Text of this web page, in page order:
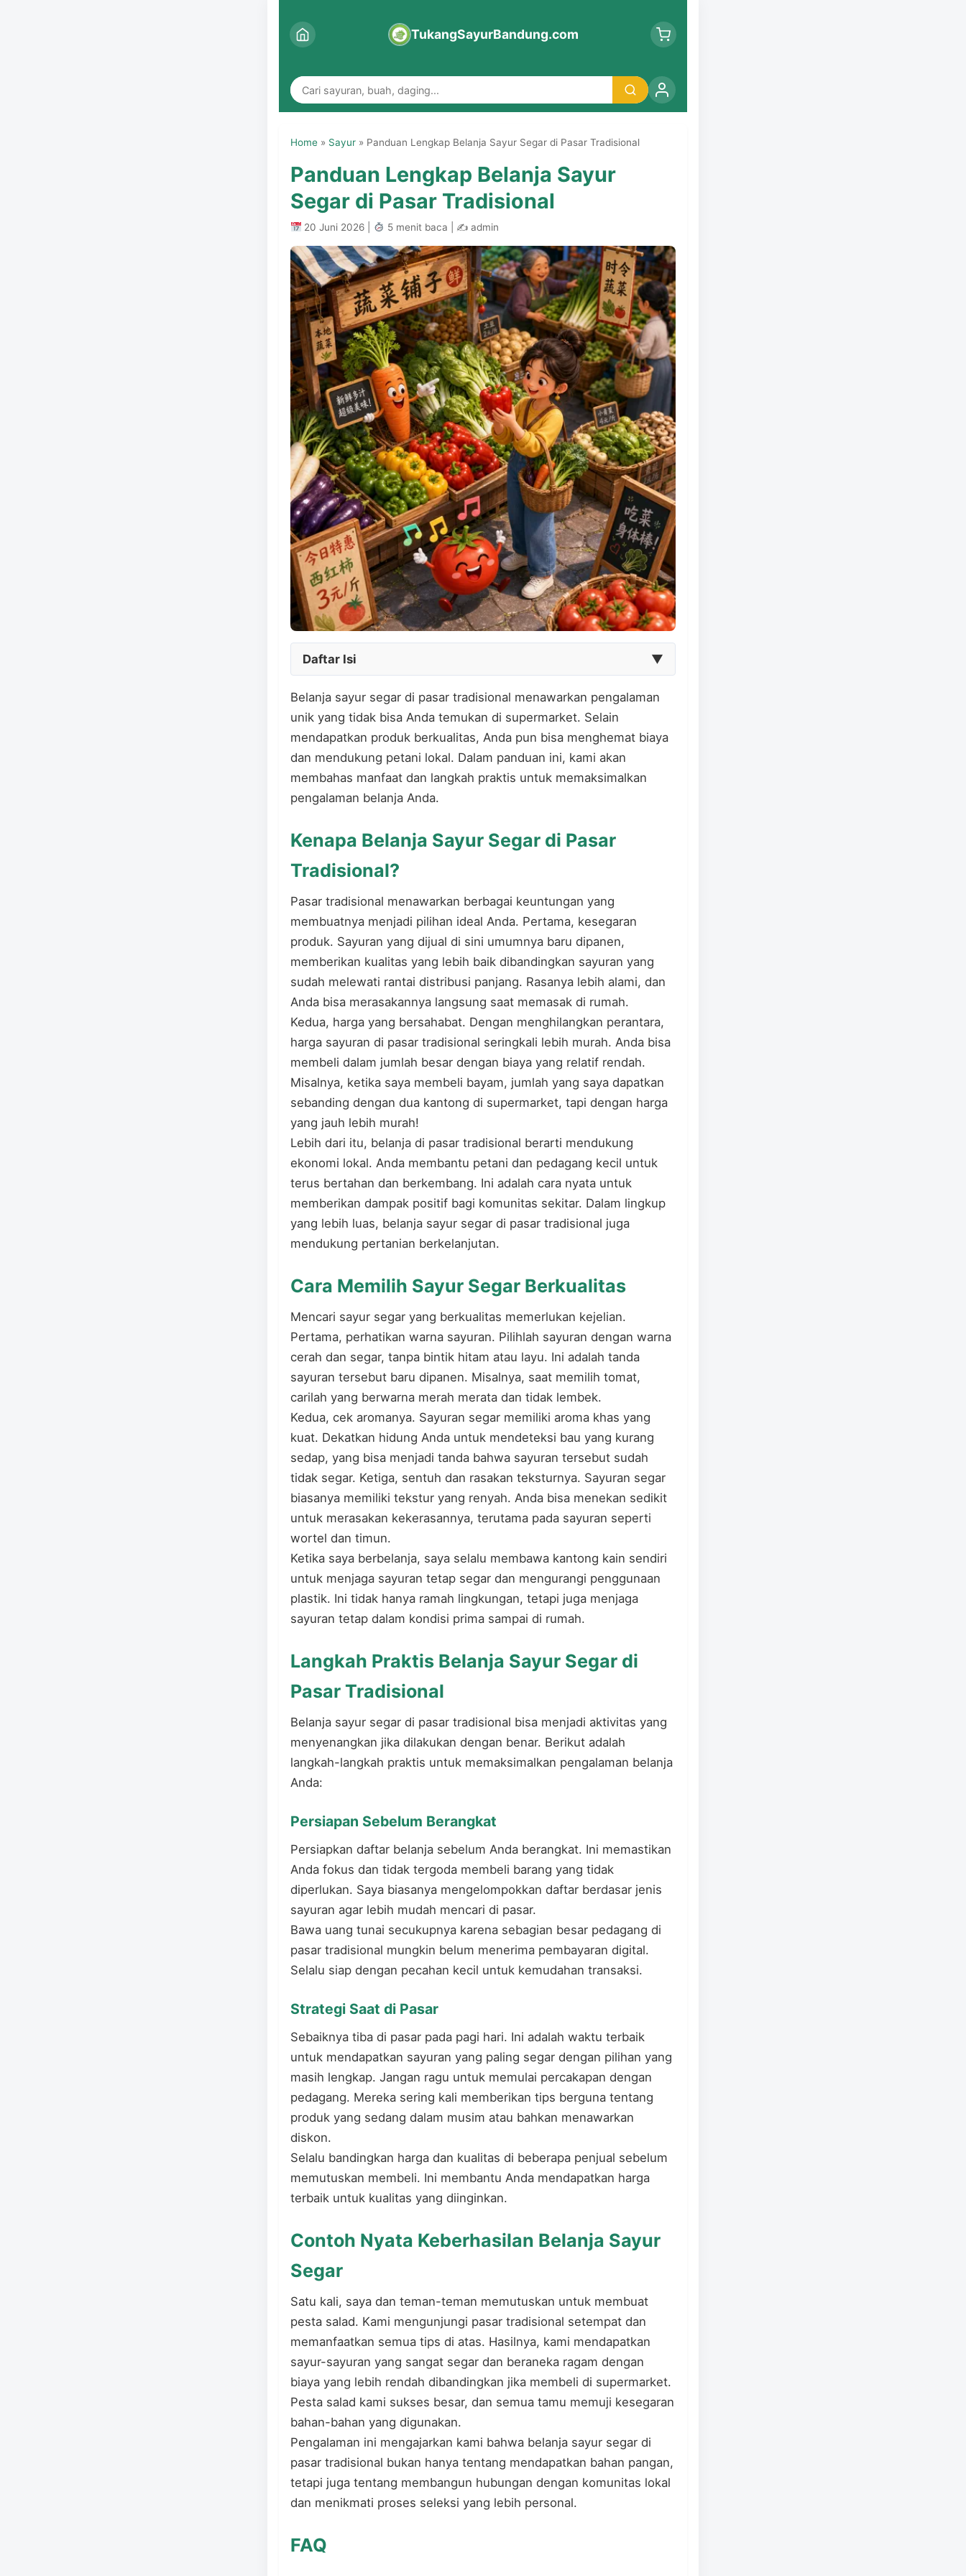
TukangSayurBandung.com
Home » Sayur » Panduan Lengkap Belanja Sayur Segar di Pasar Tradisional
Panduan Lengkap Belanja Sayur
Segar di Pasar Tradisional
20 Juni 2026 | 5 menit baca | ✍admin
Daftar Isi ▼
Belanja sayur segar di pasar tradisional menawarkan pengalaman
unik yang tidak bisa Anda temukan di supermarket. Selain
mendapatkan produk berkualitas, Anda pun bisa menghemat biaya
dan mendukung petani lokal. Dalam panduan ini, kami akan
membahas manfaat dan langkah praktis untuk memaksimalkan
pengalaman belanja Anda.
Kenapa Belanja Sayur Segar di Pasar
Tradisional?
Pasar tradisional menawarkan berbagai keuntungan yang
membuatnya menjadi pilihan ideal Anda. Pertama, kesegaran
produk. Sayuran yang dijual di sini umumnya baru dipanen,
memberikan kualitas yang lebih baik dibandingkan sayuran yang
sudah melewati rantai distribusi panjang. Rasanya lebih alami, dan
Anda bisa merasakannya langsung saat memasak di rumah.
Kedua, harga yang bersahabat. Dengan menghilangkan perantara,
harga sayuran di pasar tradisional seringkali lebih murah. Anda bisa
membeli dalam jumlah besar dengan biaya yang relatif rendah.
Misalnya, ketika saya membeli bayam, jumlah yang saya dapatkan
sebanding dengan dua kantong di supermarket, tapi dengan harga
yang jauh lebih murah!
Lebih dari itu, belanja di pasar tradisional berarti mendukung
ekonomi lokal. Anda membantu petani dan pedagang kecil untuk
terus bertahan dan berkembang. Ini adalah cara nyata untuk
memberikan dampak positif bagi komunitas sekitar. Dalam lingkup
yang lebih luas, belanja sayur segar di pasar tradisional juga
mendukung pertanian berkelanjutan.
Cara Memilih Sayur Segar Berkualitas
Mencari sayur segar yang berkualitas memerlukan kejelian.
Pertama, perhatikan warna sayuran. Pilihlah sayuran dengan warna
cerah dan segar, tanpa bintik hitam atau layu. Ini adalah tanda
sayuran tersebut baru dipanen. Misalnya, saat memilih tomat,
carilah yang berwarna merah merata dan tidak lembek.
Kedua, cek aromanya. Sayuran segar memiliki aroma khas yang
kuat. Dekatkan hidung Anda untuk mendeteksi bau yang kurang
sedap, yang bisa menjadi tanda bahwa sayuran tersebut sudah
tidak segar. Ketiga, sentuh dan rasakan teksturnya. Sayuran segar
biasanya memiliki tekstur yang renyah. Anda bisa menekan sedikit
untuk merasakan kekerasannya, terutama pada sayuran seperti
wortel dan timun.
Ketika saya berbelanja, saya selalu membawa kantong kain sendiri
untuk menjaga sayuran tetap segar dan mengurangi penggunaan
plastik. Ini tidak hanya ramah lingkungan, tetapi juga menjaga
sayuran tetap dalam kondisi prima sampai di rumah.
Langkah Praktis Belanja Sayur Segar di
Pasar Tradisional
Belanja sayur segar di pasar tradisional bisa menjadi aktivitas yang
menyenangkan jika dilakukan dengan benar. Berikut adalah
langkah-langkah praktis untuk memaksimalkan pengalaman belanja
Anda:
Persiapan Sebelum Berangkat
Persiapkan daftar belanja sebelum Anda berangkat. Ini memastikan
Anda fokus dan tidak tergoda membeli barang yang tidak
diperlukan. Saya biasanya mengelompokkan daftar berdasar jenis
sayuran agar lebih mudah mencari di pasar.
Bawa uang tunai secukupnya karena sebagian besar pedagang di
pasar tradisional mungkin belum menerima pembayaran digital.
Selalu siap dengan pecahan kecil untuk kemudahan transaksi.
Strategi Saat di Pasar
Sebaiknya tiba di pasar pada pagi hari. Ini adalah waktu terbaik
untuk mendapatkan sayuran yang paling segar dengan pilihan yang
masih lengkap. Jangan ragu untuk memulai percakapan dengan
pedagang. Mereka sering kali memberikan tips berguna tentang
produk yang sedang dalam musim atau bahkan menawarkan
diskon.
Selalu bandingkan harga dan kualitas di beberapa penjual sebelum
memutuskan membeli. Ini membantu Anda mendapatkan harga
terbaik untuk kualitas yang diinginkan.
Contoh Nyata Keberhasilan Belanja Sayur
Segar
Satu kali, saya dan teman-teman memutuskan untuk membuat
pesta salad. Kami mengunjungi pasar tradisional setempat dan
memanfaatkan semua tips di atas. Hasilnya, kami mendapatkan
sayur-sayuran yang sangat segar dan beraneka ragam dengan
biaya yang lebih rendah dibandingkan jika membeli di supermarket.
Pesta salad kami sukses besar, dan semua tamu memuji kesegaran
bahan-bahan yang digunakan.
Pengalaman ini mengajarkan kami bahwa belanja sayur segar di
pasar tradisional bukan hanya tentang mendapatkan bahan pangan,
tetapi juga tentang membangun hubungan dengan komunitas lokal
dan menikmati proses seleksi yang lebih personal.
FAQ